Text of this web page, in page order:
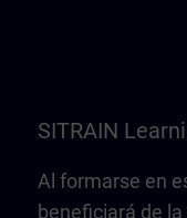
SITRAIN
Al formarse en
beneficiará de